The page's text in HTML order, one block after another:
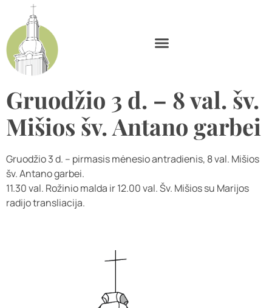
Gruodžio 3 d. – 8 val. šv.
Mišios šv. Antano garbei
Gruodžio 3 d. – pirmasis mėnesio antradienis, 8 val. Mišios
šv. Antano garbei.
11.30 val. Rožinio malda ir 12.00 val. Šv. Mišios su Marijos
radijo transliacija.